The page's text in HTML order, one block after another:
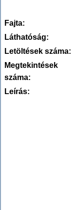
Fajta:
Láthatóság:
Letöltések száma:
Megtekintések
száma:
Leírás: